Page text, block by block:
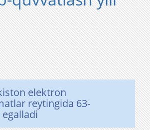
elektron
reytingida 63-
egalladi